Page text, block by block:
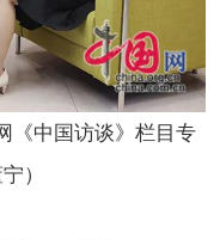
《中国访谈》栏目专
）